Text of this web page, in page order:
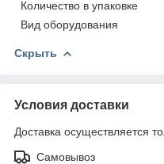
Количество в упаковке
Вид оборудования
Скрыть
Условия доставки
Доставка осуществляется
Самовывоз